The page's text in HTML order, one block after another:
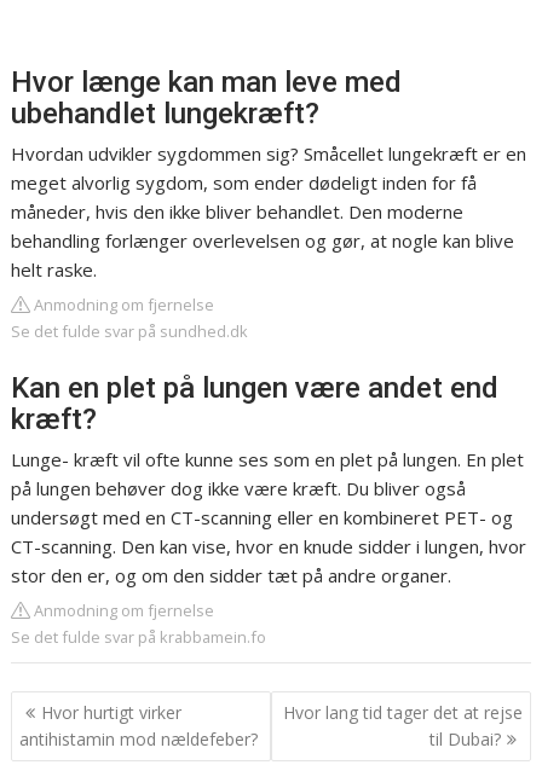
Hvor længe kan man leve med
ubehandlet lungekræft?
Hvordan udvikler sygdommen sig? Småcellet lungekræft er en
meget alvorlig sygdom, som ender dødeligt inden for få
måneder, hvis den ikke bliver behandlet. Den moderne
behandling forlænger overlevelsen og gør, at nogle kan blive
helt raske.
Anmodning om fjernelse
Se det fulde svar på sundhed.dk
Kan en plet på lungen være andet end
kræft?
Lunge- kræft vil ofte kunne ses som en plet på lungen. En plet
på lungen behøver dog ikke være kræft. Du bliver også
undersøgt med en CT-scanning eller en kombineret PET- og
CT-scanning. Den kan vise, hvor en knude sidder i lungen, hvor
stor den er, og om den sidder tæt på andre organer.
Anmodning om fjernelse
Se det fulde svar på krabbamein.fo
Indlægsnavigation
Hvor hurtigt virker
antihistamin mod nældefeber?
Hvor lang tid tager det at rejse
til Dubai?